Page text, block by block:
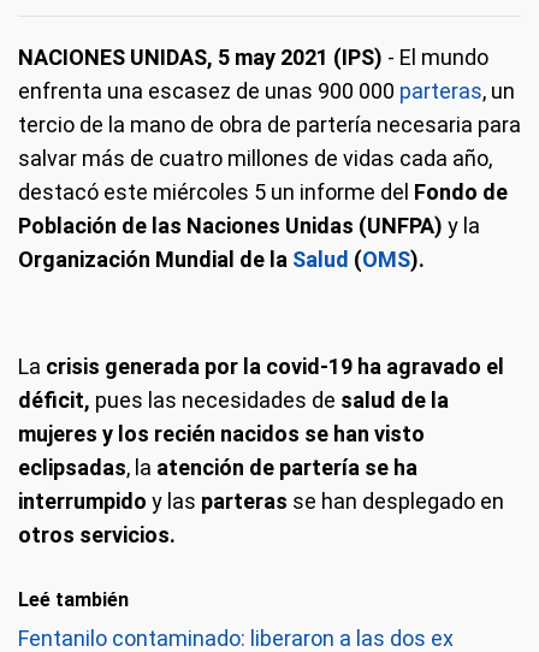
NACIONES UNIDAS, 5 may 2021 (IPS) - El mundo
enfrenta una escasez de unas 900 000 parteras, un
tercio de la mano de obra de partería necesaria para
salvar más de cuatro millones de vidas cada año,
destacó este miércoles 5 un informe del Fondo de
Población de las Naciones Unidas (UNFPA) y la
Organización Mundial de la Salud (OMS).
La crisis generada por la covid-19 ha agravado el
déficit, pues las necesidades de salud de la
mujeres y los recién nacidos se han visto
eclipsadas, la atención de partería se ha
interrumpido y las parteras se han desplegado en
otros servicios.
Leé también
Fentanilo contaminado: liberaron a las dos ex